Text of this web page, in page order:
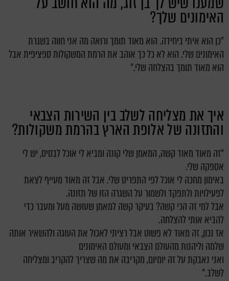
האימונים שלך?
"כן הוא איתי ביחידה. הוא מאוד תומך ורואה מה אני חווה בשגרת
האימונים שלי. הוא לא כל כך אוהב את הרמת המשקולות ספציפית אבל
הוא מאוד תומך בהצלחה שלי."
איך את מצליחה לשלב בין השירות הצבאי
והתזונה של אלופת הארץ בהרמת משקולות?
"זה מאוד מאוד קשה, המאמן שלי קונה ומביא לי אוכל לבסיס, יש לי
אספקה שלי.
באימון מחכה לי אוכל לפי התפריט שלי. אבל זה מאוד מעייף לצאת
לפעילויות ולתפקד ולשמור על השגרה הזו של תזונה.
אבל למי זה הכי קשה? בעיקר קשה למאמן שעושה מעל ומעבר כדי
להביא אותי להצלחה.
אז נכון, זה מאוד לא פשוט אבל רציתי לאכול את העוגה ולהשאיר אותה
שלמה וליהנות מהעולם הצבאי ומעולם האימונים
ואני נאבקת על זה יומיום, מקריבה את מה שצריך להקריב ומצליחה
לשלב."